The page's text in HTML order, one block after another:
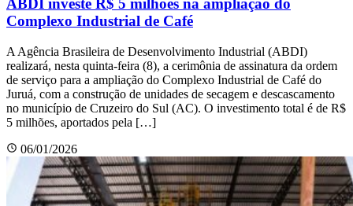
ABDI investe R$ 5 milhões na ampliação do
Complexo Industrial de Café
A Agência Brasileira de Desenvolvimento Industrial (ABDI)
realizará, nesta quinta-feira (8), a cerimônia de assinatura da ordem
de serviço para a ampliação do Complexo Industrial de Café do
Juruá, com a construção de unidades de secagem e descascamento
no município de Cruzeiro do Sul (AC). O investimento total é de R$
5 milhões, aportados pela […]
06/01/2026